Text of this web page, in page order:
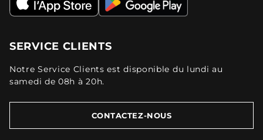
SERVICE CLIENTS
Notre Service Clients est disponible du lundi au
samedi de 08h à 20h.
CONTACTEZ-NOUS